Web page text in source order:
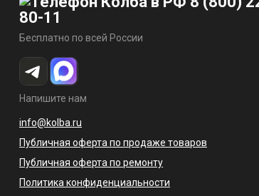
80-11
Бесплатно по всей России
Напишите нам
info@kolba.ru
Публичная оферта по продаже товаров
Публичная оферта по ремонту
Политика конфиденциальности